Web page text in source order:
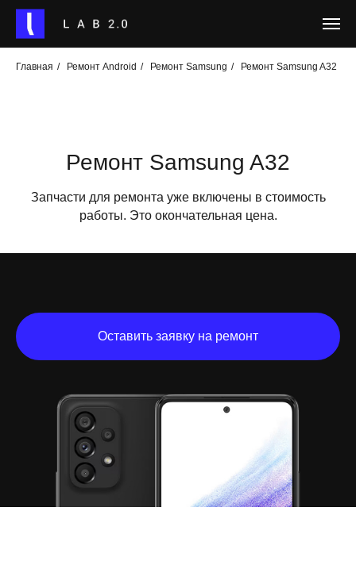
Главная / Ремонт Android / Ремонт Samsung / Ремонт Samsung A32
Ремонт Samsung A32
Запчасти для ремонта уже включены в стоимость
работы. Это окончательная цена.
Оставить заявку на ремонт